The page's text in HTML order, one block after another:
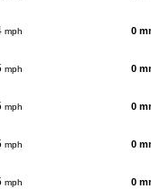
mph 0
mph 0
mph 0
mph 0
mph 0